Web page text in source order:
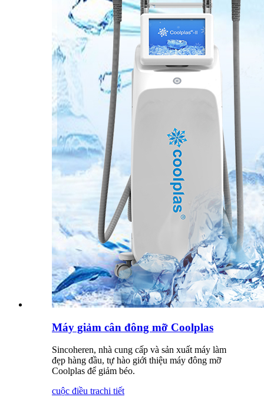
Máy giảm cân đông mỡ Coolplas
Sincoheren, nhà cung cấp và sản xuất máy làm
đẹp hàng đầu, tự hào giới thiệu máy đông mỡ
Coolplas để giảm béo.
cuộc điều trachi tiết